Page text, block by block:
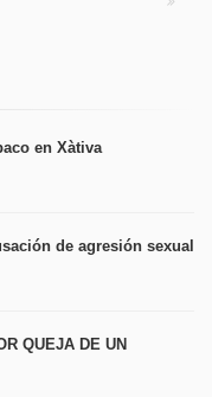
en Xàtiva
de agresión sexual
QUEJA DE UN